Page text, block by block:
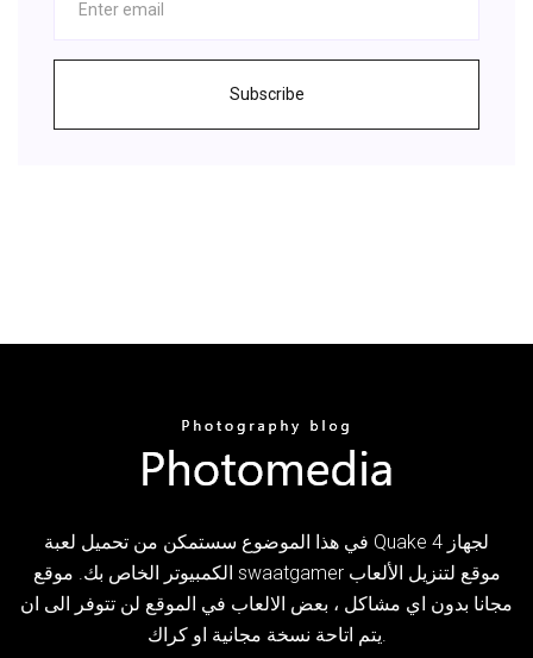
Subscribe
في هذا الموضوع سستمكن من تحميل لعبة Quake 4 لجهاز
الكمبيوتر الخاص بك. موقع swaatgamer موقع لتنزيل الألعاب
مجانا بدون اي مشاكل ، بعض الالعاب في الموقع لن تتوفر الى ان